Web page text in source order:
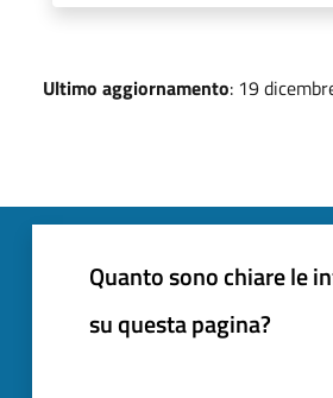
Ultimo aggiornamento: 19
Quanto sono chiare le
su questa pagina?